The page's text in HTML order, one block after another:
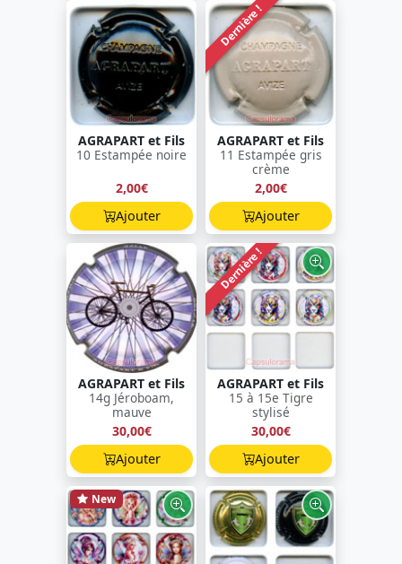
AGRAPART et Fils
10 Estampée noire
2,00€
Ajouter
Dernière !
AGRAPART et Fils
11 Estampée gris
crème
2,00€
Ajouter
AGRAPART et Fils
14g Jéroboam,
mauve
30,00€
Ajouter
Dernière !
AGRAPART et Fils
15 à 15e Tigre
stylisé
30,00€
Ajouter
New